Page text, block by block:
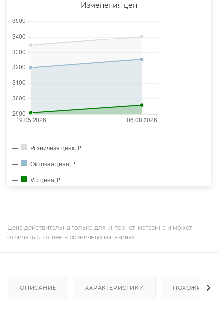
Изменения цен
Розничная цена, ₽
Оптовая цена, ₽
Vip цена, ₽
Цена действительна только для интернет-магазина и может
отличаться от цен в розничных магазинах
ОПИСАНИЕ ХАРАКТЕРИСТИКИ ПОХОЖИЕ